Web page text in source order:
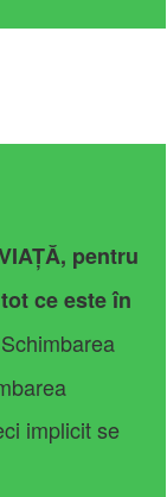
pentru
ce este în
Schimbarea
implicit se